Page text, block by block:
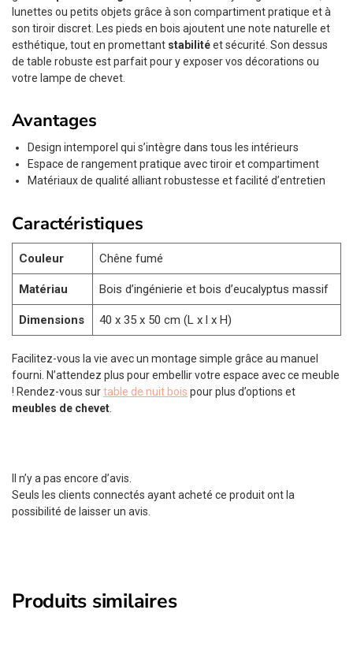
lunettes ou petits objets grâce à son compartiment pratique et à
son tiroir discret. Les pieds en bois ajoutent une note naturelle et
esthétique, tout en promettant stabilitéet sécurité. Son dessus
de table robuste est parfait pour y exposer vos décorations ou
votre lampe de chevet.
Avantages
Design intemporel qui s’intègre dans tous les intérieurs
Espace de rangement pratique avec tiroir et compartiment
Matériaux de qualité alliant robustesse et facilité d’entretien
Caractéristiques
Couleur Chêne fumé
Matériau Bois d’ingénierie et bois d’eucalyptus massif
Dimensions 40 x 35 x 50 cm (L x l x H)
Facilitez-vous la vie avec un montage simple grâce au manuel
fourni. N’attendez plus pour embellir votre espace avec ce meuble
! Rendez-vous surtable de nuit bois pour plus d’options et
meubles de chevet
Il n’y a pas encore d’avis.
Seuls les clients connectés ayant acheté ce produit ont la
possibilité de laisser un avis.
Produits similaires